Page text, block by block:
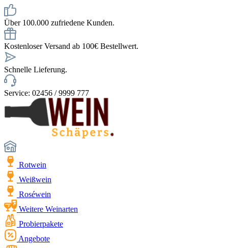
Über 100.000 zufriedene Kunden.
Kostenloser Versand ab 100€ Bestellwert.
Schnelle Lieferung.
Service: 02456 / 9999 777
Rotwein
Weißwein
Roséwein
Weitere Weinarten
Probierpakete
Angebote